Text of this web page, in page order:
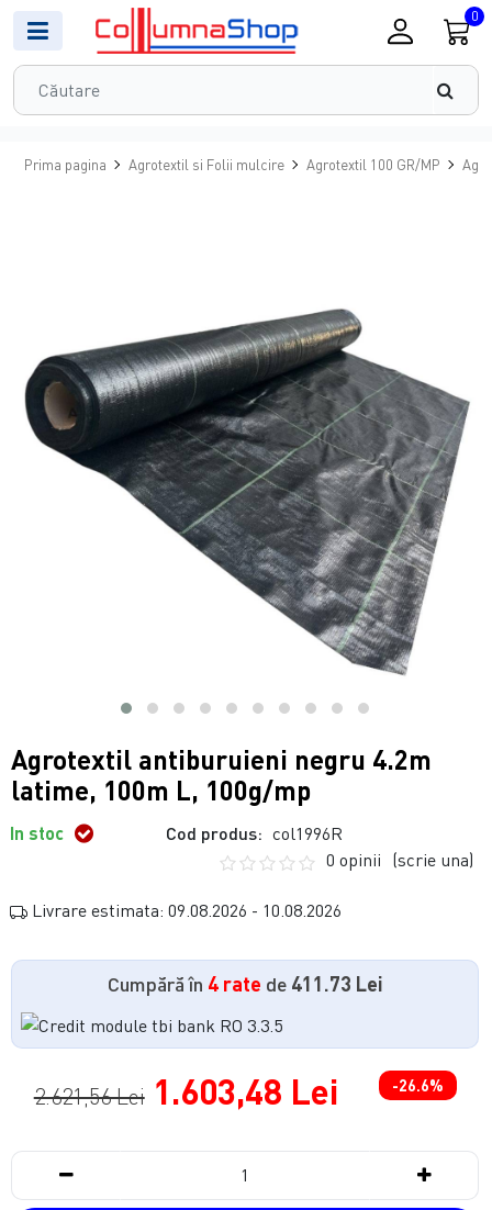
0
Prima pagina Agrotextil si Folii mulcire Agrotextil 100 GR/MP
Agrotextil antiburuieni negru 4.2m
latime, 100m L, 100g/mp
In stoc Cod produs: col1996R
0 opinii (scrie una)
Livrare estimata: 09.08.2026 - 10.08.2026
Cumpără în 4 rate de 411.73 Lei
2.621,56 Lei 1.603,48 Lei -26.6%